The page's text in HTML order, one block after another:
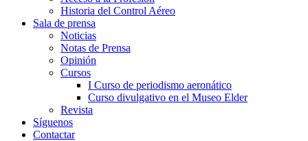
Historia del Control Aéreo
Sala de prensa
Noticias
Notas de Prensa
Opinión
Cursos
I Curso de periodismo aeronático
Curso divulgativo en el Museo Elder
Revista
Síguenos
Contactar